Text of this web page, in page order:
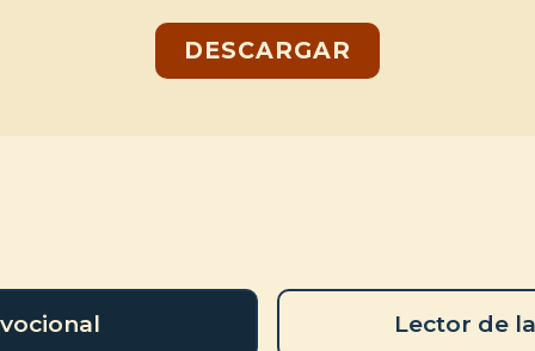
DESCARGAR
Lector de